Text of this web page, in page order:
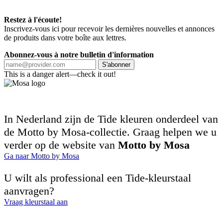
Restez à l'écoute!
Inscrivez-vous ici pour recevoir les dernières nouvelles et annonces
de produits dans votre boîte aux lettres.
Abonnez-vous à notre bulletin d'information
S'abonner
This is a danger alert—check it out!
In Nederland zijn de Tide kleuren onderdeel van
de Motto by Mosa-collectie. Graag helpen we u
verder op de website van Motto by Mosa
Ga naar Motto by Mosa
U wilt als professional een Tide-kleurstaal
aanvragen?
Vraag kleurstaal aan